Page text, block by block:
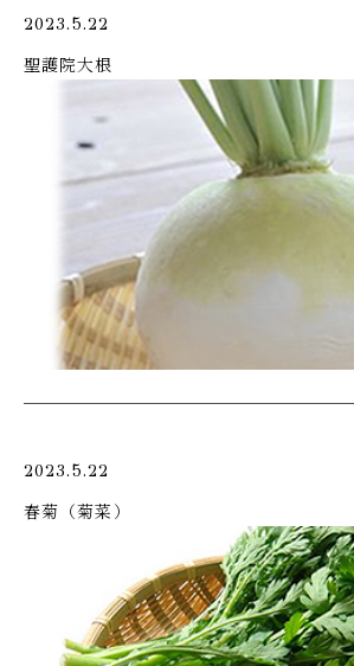
2023.5.22
聖護院大根
2023.5.22
春菊（菊菜）